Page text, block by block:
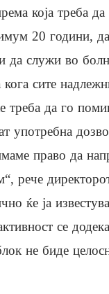
која треба да
20 години,
да служи во
кога сите
треба да го
употребна
право да
рече
ќе ја
се додека
не биде